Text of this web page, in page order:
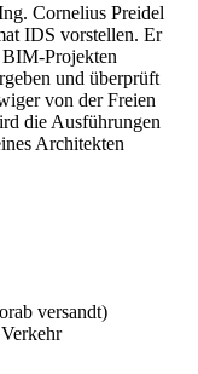
Cornelius Preidel
IDS vorstellen. Er
Projekten
und überprüft
von der Freien
die Ausführungen
Architekten
versandt)